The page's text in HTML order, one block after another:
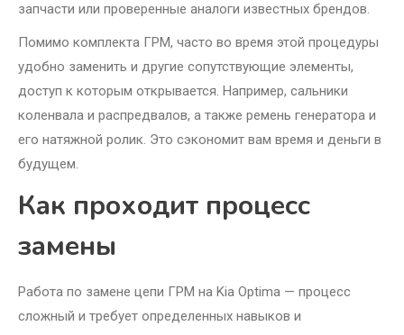
запчасти или проверенные аналоги известных брендов.
Помимо комплекта ГРМ, часто во время этой процедуры
удобно заменить и другие сопутствующие элементы,
доступ к которым открывается. Например, сальники
коленвала и распредвалов, а также ремень генератора и
его натяжной ролик. Это сэкономит вам время и деньги в
будущем.
Как проходит процесс
замены
Работа по замене цепи ГРМ на Kia Optima — процесс
сложный и требует определенных навыков и